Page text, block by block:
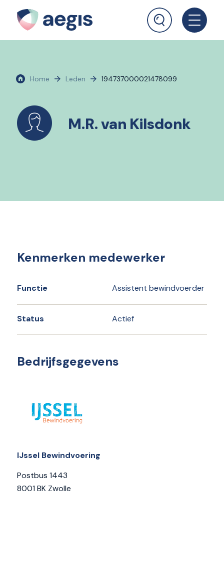
Home Leden 194737000021478099
M.R. van Kilsdonk
Kenmerken medewerker
Functie Assistent bewindvoerder
Status Actief
Bedrijfsgegevens
IJssel Bewindvoering
Postbus 1443
8001 BK Zwolle